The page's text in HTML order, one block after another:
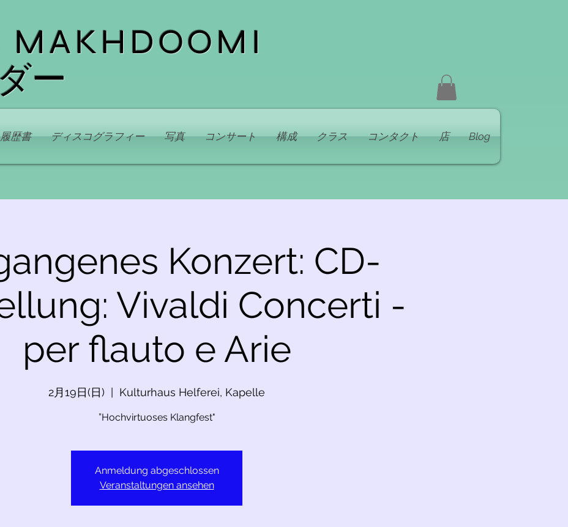
MAKHDOOMI
ー
履歴書 ディスコグラフィー 写真 コンサート 構成 クラス コンタクト 店 Blog
Konzert: CD-
Vivaldi Concerti -
per flauto e Arie
2月19日(日)
  |
Kulturhaus Helferei, Kapelle
”Hochvirtuoses Klangfest"
Anmeldung abgeschlossen
Veranstaltungen ansehen